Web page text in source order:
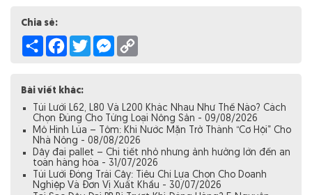
Chia sẻ:
Share Facebook
TwitterMessenger
Bài viết khác:
Túi Lưới L62, L80 Và L200 Khác Nhau Như Thế Nào? Cách
Chọn Đúng Cho Từng Loại Nông Sản - 09/08/2026
Mô Hình Lúa – Tôm: Khi Nước Mặn Trở Thành “Cơ Hội” Cho
Nhà Nông - 08/08/2026
Dây đai pallet – Chi tiết nhỏ nhưng ảnh hưởng lớn đến an
toàn hàng hóa - 31/07/2026
Túi Lưới Đóng Trái Cây: Tiêu Chí Lựa Chọn Cho Doanh
Nghiệp Và Đơn Vị Xuất Khẩu - 30/07/2026